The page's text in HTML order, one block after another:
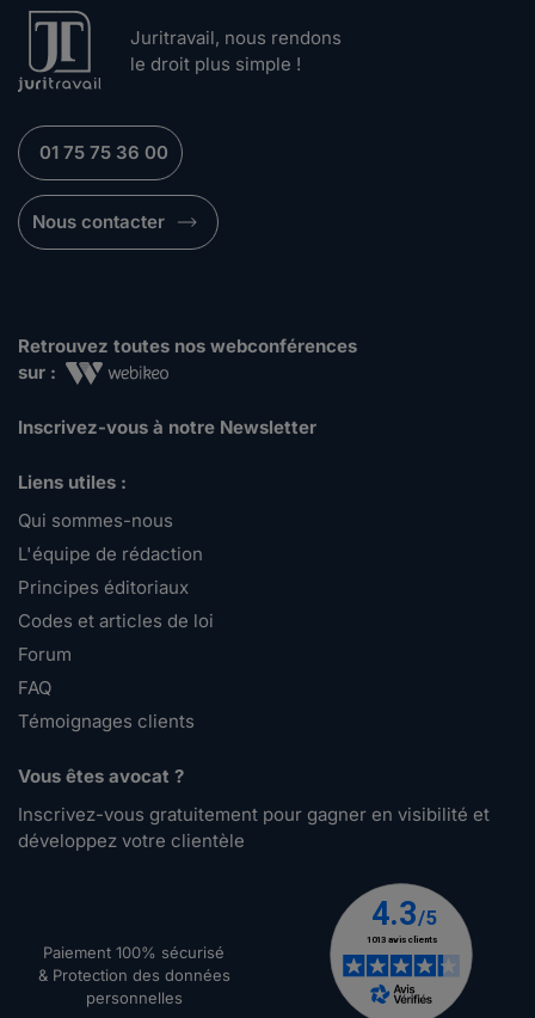
Juritravail, nous rendons
le droit plus simple !
01 75 75 36 00
Nous contacter
Retrouvez toutes nos webconférences
sur :
Inscrivez-vous à notre Newsletter
Liens utiles :
Qui sommes-nous
L'équipe de rédaction
Principes éditoriaux
Codes et articles de loi
Forum
FAQ
Témoignages clients
Vous êtes avocat ?
Inscrivez-vous gratuitement pour gagner en visibilité et
développez votre clientèle
Paiement 100% sécurisé
& Protection des données
personnelles